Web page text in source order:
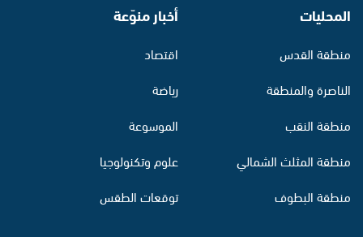
المحليات
منطقة القدس
الناصرة والمنطقة
منطقة النقب
منطقة المثلث الشمالي
منطقة البطوف
أخبار منوّعة
اقتصاد
رياضة
الموسوعة
علوم وتكنولوجيا
توقعات الطقس